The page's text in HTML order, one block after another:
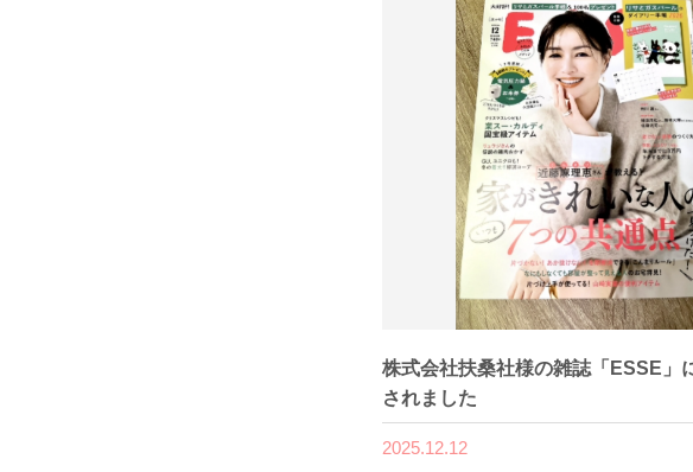
株式会社扶桑社様の雑誌「ESSE」
されました
2025.12.12